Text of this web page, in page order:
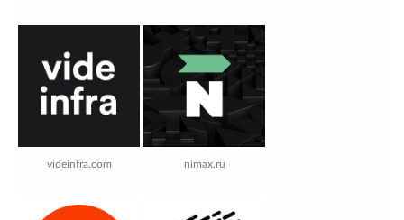
videinfra.com nimax.ru